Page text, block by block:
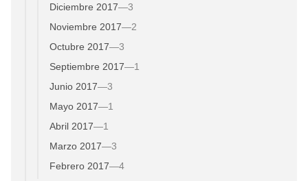
Diciembre 2017—3
Noviembre 2017—2
Octubre 2017—3
Septiembre 2017—1
Junio 2017—3
Mayo 2017—1
Abril 2017—1
Marzo 2017—3
Febrero 2017—4